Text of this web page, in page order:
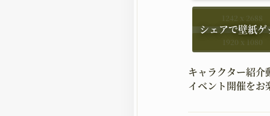
1242 x 2688
1920 x 1080
キャラクター紹介
イベント開催をお